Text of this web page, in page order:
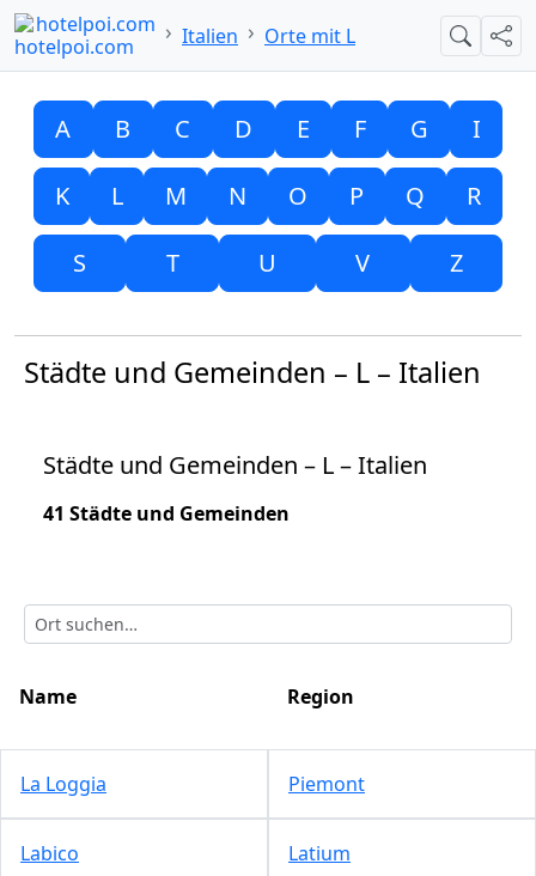
hotelpoi.com Italien Orte mit L Suche
A B C D E F G I
K L M N O P Q R
S T U V Z
Städte und Gemeinden – L – Italien
Städte und Gemeinden – L – Italien
41 Städte und Gemeinden
Name Region
La Loggia Piemont
Labico Latium